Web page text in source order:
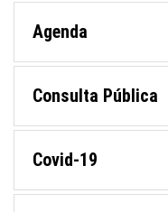
Agenda
Consulta Pública
Covid-19